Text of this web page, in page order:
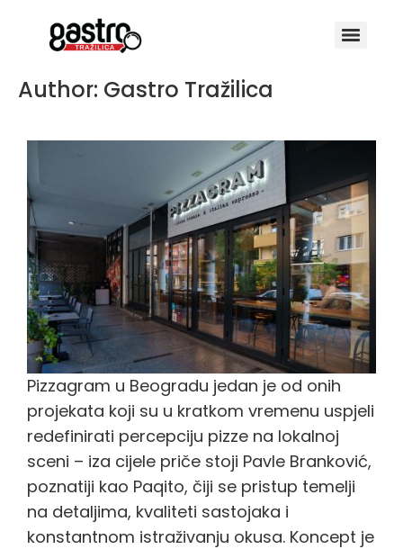
Author: Gastro Tražilica
Pizzagram u Beogradu jedan je od onih
projekata koji su u kratkom vremenu uspjeli
redefinirati percepciju pizze na lokalnoj
sceni – iza cijele priče stoji Pavle Branković,
poznatiji kao Paqito, čiji se pristup temelji
na detaljima, kvaliteti sastojaka i
konstantnom istraživanju okusa. Koncept je